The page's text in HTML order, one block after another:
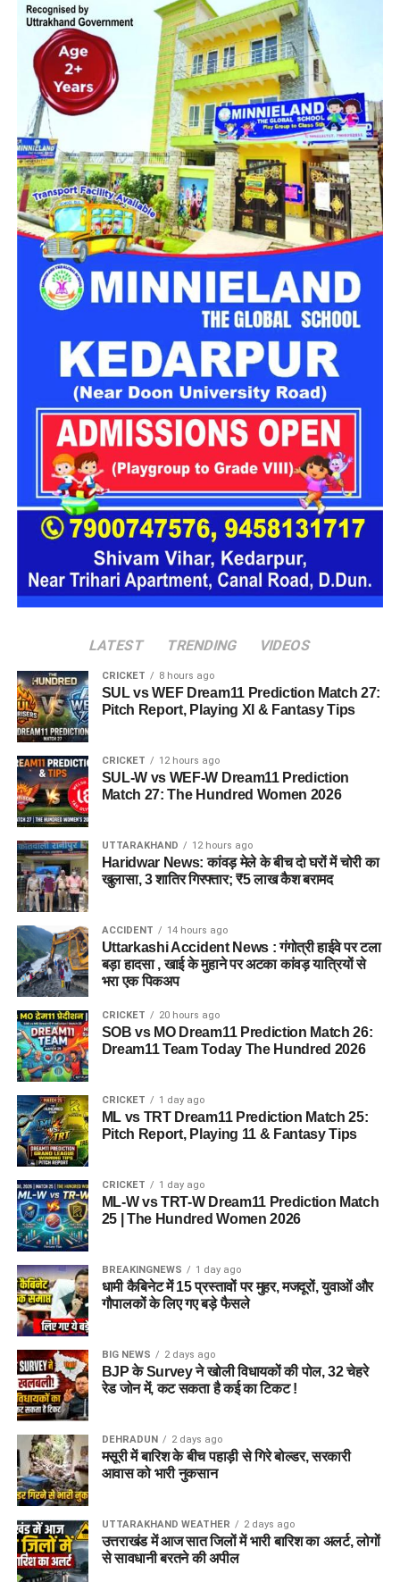
मिलेगा परिवार जैसा घर!
महिला सशक्तिकरण एवं बाल विकास विभाग की ओर से इसके लिए ‘आलंबन
गांव’ विकसित करने की योजना तैयार की जा रही है। इस योजना का उद्देश्य
नारी निकेतन में रहने वाली महिलाओं और बच्चों को सुरक्षित माहौल के साथ-
साथ घर जैसा अपनापन और स्वतंत्रता देना है।
उत्तराखंड में बन रहा ‘आलंबन गांव’
महिला सशक्तिकरण एवं बाल विकास विभागके निदेशक आईएएस बंशीलाल
राणा के मुताबिक, नारी निकेतन में आने वाली कई महिलाएं और बच्चे खुद को
एक बंद संस्थान या जेल जैसी जगह पर महसूस करते हैं। यही वजह है कि
कई बार बच्चे वहां से निकलने या भागने की कोशिश तक करने लगते हैं।
इसी समस्या को ध्यान में रखते हुए विभाग अब ऐसा इंफ्रास्ट्रक्चर तैयार
करने की दिशा में काम कर रहा है, जहां रहने वाले लोगों को संस्थागत माहौल
के बजाय परिवार जैसा वातावरण मिल सके।
16 घरों में मिलेगा परिवार जैसा माहौल
प्रस्तावित आलंबन गांव में कॉटेज और छोटे घर विकसित किए जाएंगे। यहां
एक परिवार की तर्ज पर लोगों को रखा जाएगा। योजना के मुताबिक, एक
यूनिट में करीब दो महिलाएं, चार बच्चे और एक किशोरी को शामिल किया
जाएगा। इस तरह उन्हें एक परिवार की तरह साथ रहने का अवसर मिलेगा।
हर यूनिट में अलग किचन जैसी सुविधाएं भी होंगी, ताकि वहां रहने वाली
महिलाओं और बच्चों को रोजमर्रा के जीवन में ज्यादा स्वतंत्रता और जिम्मेदारी
का अनुभव हो सके। प्रस्तावित परिसर में कुल 16 घर विकसित किए
जाएंगे, जिनमें करीब 88 लोगों के रहने की व्यवस्था होगी।
जेल नहीं, रेजिडेंशियल कॉम्प्लेक्स जैसा
होगा माहौल
आलंबन गांव की सबसे खास बात यही होगी कि यहां रहने वाली महिलाओं
और बच्चों को यह महसूस न हो कि वे किसी जेल या बंद संस्थान में रह रहे
हैं। इसके बजाय पूरा परिसर एक रेजिडेंशियल कॉम्प्लेक्स की तरह विकसित
किया जाएगा, जहां सुरक्षा के साथ रहने, पढ़ाई, दैनिक जीवन और सामाजिक
विकास से जुड़ी सुविधाएं उपलब्ध होंगी।
परिसर को आधुनिक सुविधाओं से लैस करने की योजना है। यहां आंगनबाड़ी
केंद्र भी खोले जाएंगे। जरूरत पड़ने पर प्राथमिक विद्यालय की सुविधा भी
उपलब्ध कराई जा सकती है। इस पहल का मकसद सिर्फ महिलाओं और
बच्चों को रहने की जगह देना नहीं, बल्कि उन्हें ऐसा वातावरण उपलब्ध कराना
है, जहां वे खुद को सुरक्षित, सम्मानित और परिवार का हिस्सा महसूस कर
सकें।
5 एकड़ जमीन की हो रही है तलाश
आलंबन गांव विकसित करने के लिए करीब 5 एकड़ जमीन की आवश्यकता
बताई गई है। विभाग की पहली प्राथमिकता देहरादून जिले या उसके
आसपास जमीन तलाशने की थी, लेकिन फिलहाल उपयुक्त जमीन उपलब्ध
नहीं हो पाई है। अब विभाग की ओर से हरिद्वार और आसपास के क्षेत्रों में
जमीन की तलाश की जा रही है। अधिकारियों को उम्मीद है कि हरिद्वार में
इसके लिए उपयुक्त जमीन मिल सकती है।
इसके अलावा उत्तरकाशी जिले के चिन्यालीसौड़ में भी एक जमीन को लेकर
संभावनाएं देखी जा रही हैं। विभाग यह जांच कर रहा है कि वहां की जमीन
और परिस्थितियां आलंबन गांव के निर्माण के लिए उपयुक्त हैं या नहीं।
महिलाओं और बच्चों को मिलेगा नया जीवन
आलंबन गांव की यह योजना सिर्फ एक नया भवन या परिसर तैयार करने की
कवायद नहीं है, बल्कि नारी निकेतन में रहने वाली महिलाओं और बच्चों के
LATEST TRENDING VIDEOS
CRICKET 8 hours ago
SUL vs WEF Dream11 Prediction Match 27:
Pitch Report, Playing XI & Fantasy Tips
CRICKET 12 hours ago
SUL-W vs WEF-W Dream11 Prediction
Match 27: The Hundred Women 2026
UTTARAKHAND 12 hours ago
Haridwar News: कांवड़ मेले के बीच दो घरों में चोरी का
खुलासा, 3 शातिर गिरफ्तार; ₹5 लाख कैश बरामद
ACCIDENT 14 hours ago
Uttarkashi Accident News : गंगोत्री हाईवे पर टला
बड़ा हादसा , खाई के मुहाने पर अटका कांवड़ यात्रियों से
भरा एक पिकअप
CRICKET 20 hours ago
SOB vs MO Dream11 Prediction Match 26:
Dream11 Team Today The Hundred 2026
CRICKET 1 day ago
ML vs TRT Dream11 Prediction Match 25:
Pitch Report, Playing 11 & Fantasy Tips
CRICKET 1 day ago
ML-W vs TRT-W Dream11 Prediction Match
25 | The Hundred Women 2026
BREAKINGNEWS 1 day ago
धामी कैबिनेट में 15 प्रस्तावों पर मुहर, मजदूरों, युवाओं और
गौपालकों के लिए गए बड़े फैसले
BIG NEWS 2 days ago
BJP के Survey ने खोली विधायकों की पोल, 32 चेहरे
रेड जोन में, कट सकता है कई का टिकट !
DEHRADUN 2 days ago
मसूरी में बारिश के बीच पहाड़ी से गिरे बोल्डर, सरकारी
आवास को भारी नुकसान
UTTARAKHAND WEATHER 2 days ago
उत्तराखंड में आज सात जिलों में भारी बारिश का अलर्ट, लोगों
से सावधानी बरतने की अपील